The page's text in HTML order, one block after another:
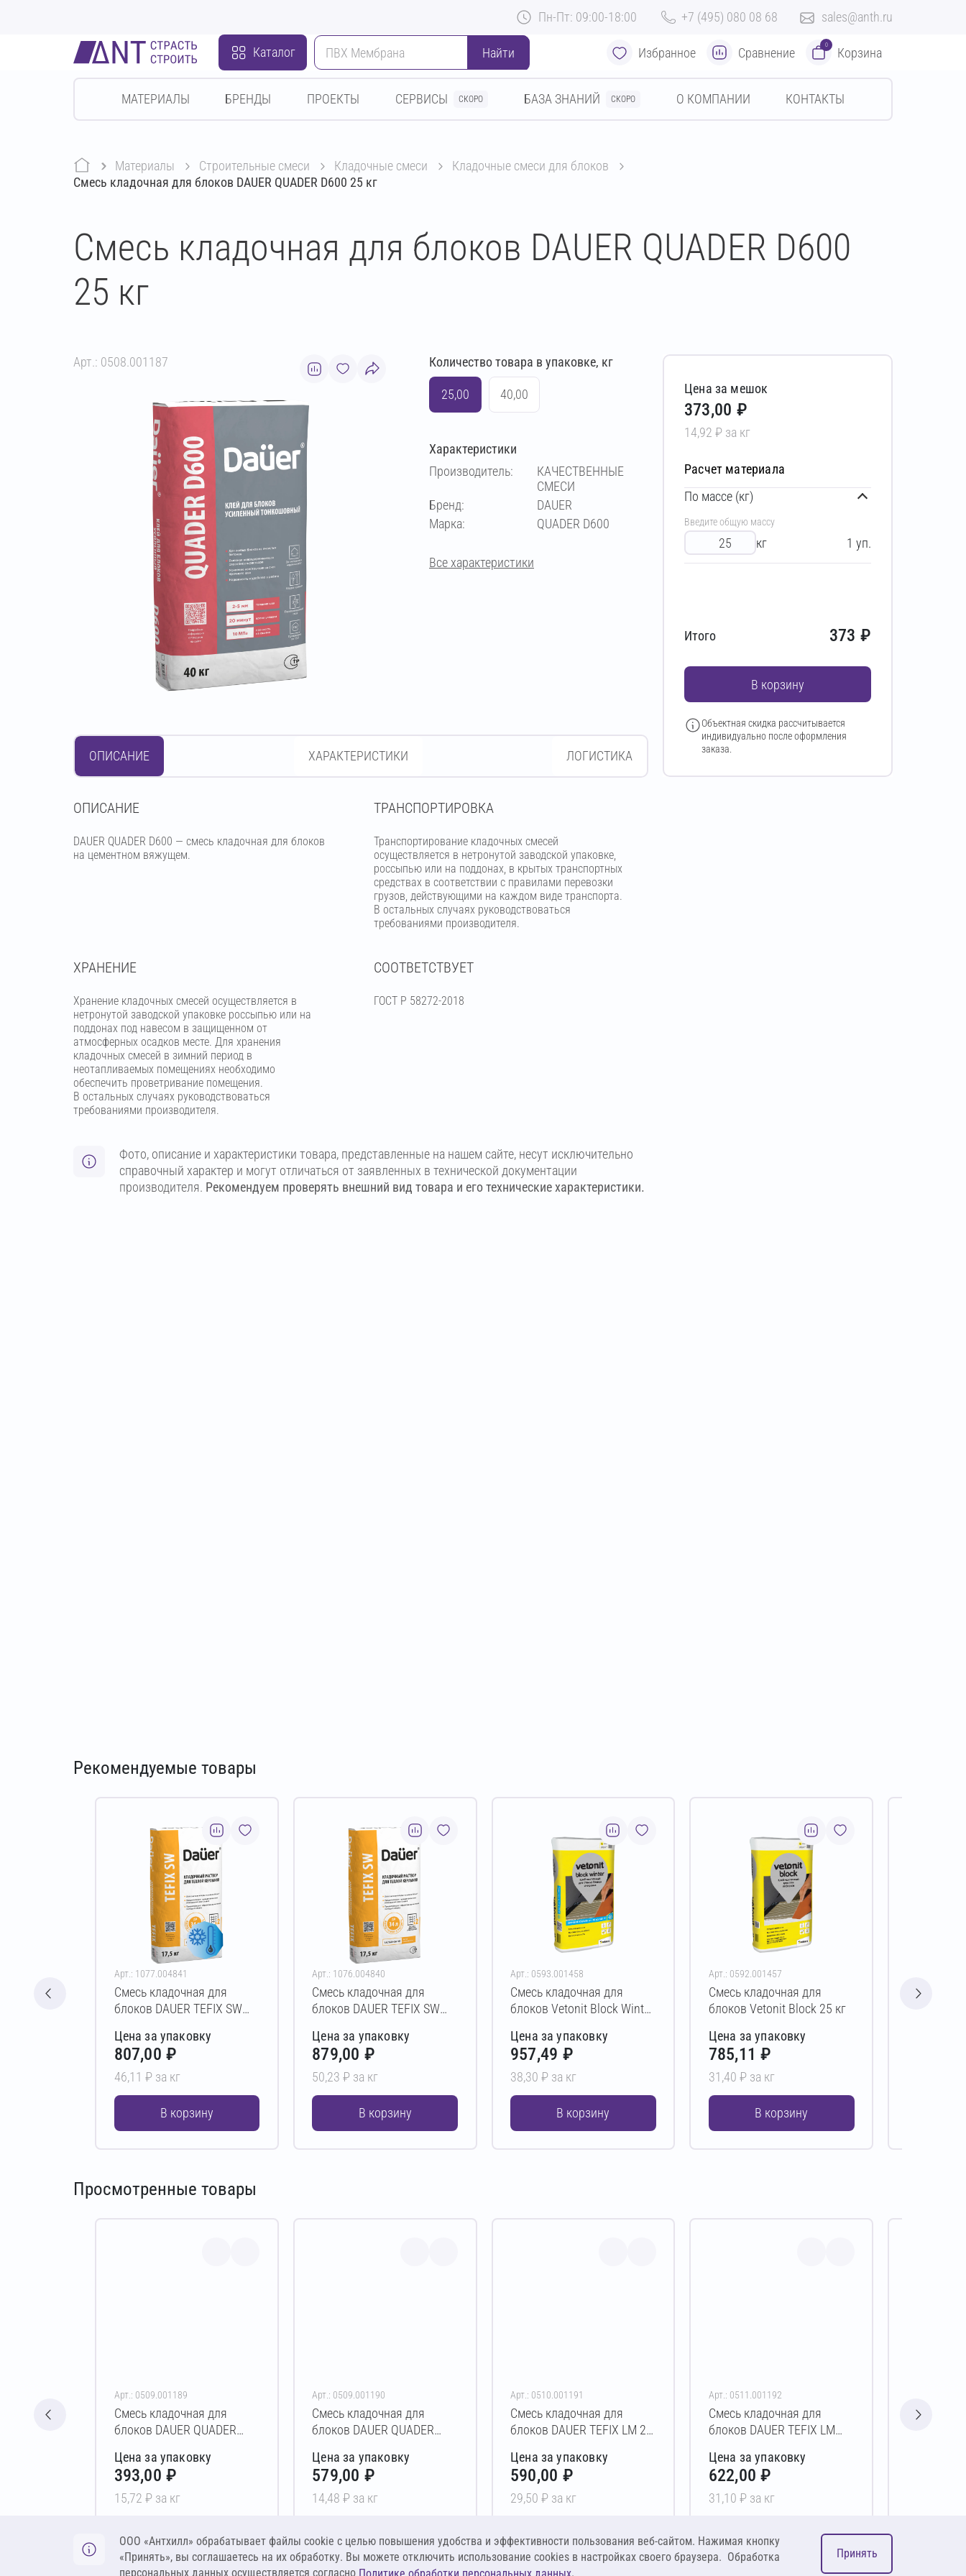
Пн-Пт: 09:00-18:00 +7 (495) 080 08 68 sales@anth.ru
Каталог Найти Избранное Сравнение
0
Корзина
МАТЕРИАЛЫ БРЕНДЫ ПРОЕКТЫ СЕРВИСЫ СКОРО БАЗА ЗНАНИЙ СКОРО О КОМПАНИИ КОНТАКТЫ
Материалы строительные смеси кладочные смеси
кладочные смеси для блоков
Смесь кладочная для блоков DAUER QUADER D600 25 кг
Смесь кладочная для блоков DAUER QUADER D600
25 кг
Арт.: 0508.001187 Количество товара в упаковке, кг
25,00 40,00
Характеристики
Производитель:
КАЧЕСТВЕННЫЕ
СМЕСИ
Бренд:
DAUER
Марка:
QUADER D600
Все характеристики
ОПИСАНИЕ ХАРАКТЕРИСТИКИ ЛОГИСТИКА
OПИСАНИЕ
DAUER QUADER D600 — смесь кладочная для блоков
на цементном вяжущем.
ТРАНСПОРТИРОВКА
Транспортирование кладочных смесей
осуществляется в нетронутой заводской упаковке,
россыпью или на поддонах, в крытых транспортных
средствах в соответствии с правилами перевозки
грузов, действующими на каждом виде транспорта.
В остальных случаях руководствоваться
требованиями производителя.
ХРАНЕНИЕ
Хранение кладочных смесей осуществляется в
нетронутой заводской упаковке россыпью или на
поддонах под навесом в защищенном от
атмосферных осадков месте. Для хранения
кладочных смесей в зимний период в
неотапливаемых помещениях необходимо
обеспечить проветривание помещения.
В остальных случаях руководствоваться
требованиями производителя.
СООТВЕТСТВУЕТ
ГОСТ Р 58272-2018
Фото, описание и характеристики товара, представленные на нашем сайте, несут исключительно
справочный характер и могут отличаться от заявленных в технической документации
производителя. Рекомендуем проверять внешний вид товара и его технические характеристики.
Цена за мешок
373,00 ₽
14,92 ₽ за кг
Расчет материала
По массе (кг)
Введите общую массу
кг 1 уп.
Итого 373 ₽
В корзину
Объектная скидка рассчитывается
индивидуально после оформления
заказа.
Рекомендуемые товары
Арт.: 1077.004841
Смесь кладочная для
блоков DAUER TEFIX SW
Цена за упаковку
807,00 ₽
46,11 ₽ за кг
В корзину
Арт.: 1076.004840
Смесь кладочная для
блоков DAUER TEFIX SW
Цена за упаковку
879,00 ₽
50,23 ₽ за кг
В корзину
Арт.: 0593.001458
Смесь кладочная для
блоков Vetonit Block Winter
Цена за упаковку
957,49 ₽
38,30 ₽ за кг
В корзину
Арт.: 0592.001457
Смесь кладочная для
блоков Vetonit Block 25 кг
Цена за упаковку
785,11 ₽
31,40 ₽ за кг
В корзину
Смесь
Просмотренные товары
Арт.: 0509.001189
Смесь кладочная для
блоков DAUER QUADER
Цена за упаковку
393,00 ₽
15,72 ₽ за кг
В корзину
Арт.: 0509.001190
Смесь кладочная для
блоков DAUER QUADER
Цена за упаковку
579,00 ₽
14,48 ₽ за кг
Арт.: 0510.001191
Смесь кладочная для
блоков DAUER TEFIX LM 20
Цена за упаковку
590,00 ₽
29,50 ₽ за кг
Арт.: 0511.001192
Смесь кладочная для
блоков DAUER TEFIX LM
Цена за упаковку
622,00 ₽
31,10 ₽ за кг
Смесь
ООО «Антхилл» обрабатывает файлы cookie c целью повышения удобства и эффективности пользования веб-сайтом. Нажимая кнопку
«Принять», вы соглашаетесь на их обработку. Вы можете отключить использование cookies в настройках своего браузера. Обработка
персональных данных осуществляется согласно
.
Принять